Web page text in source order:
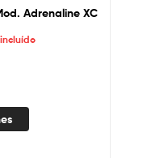
Adrenaline XC